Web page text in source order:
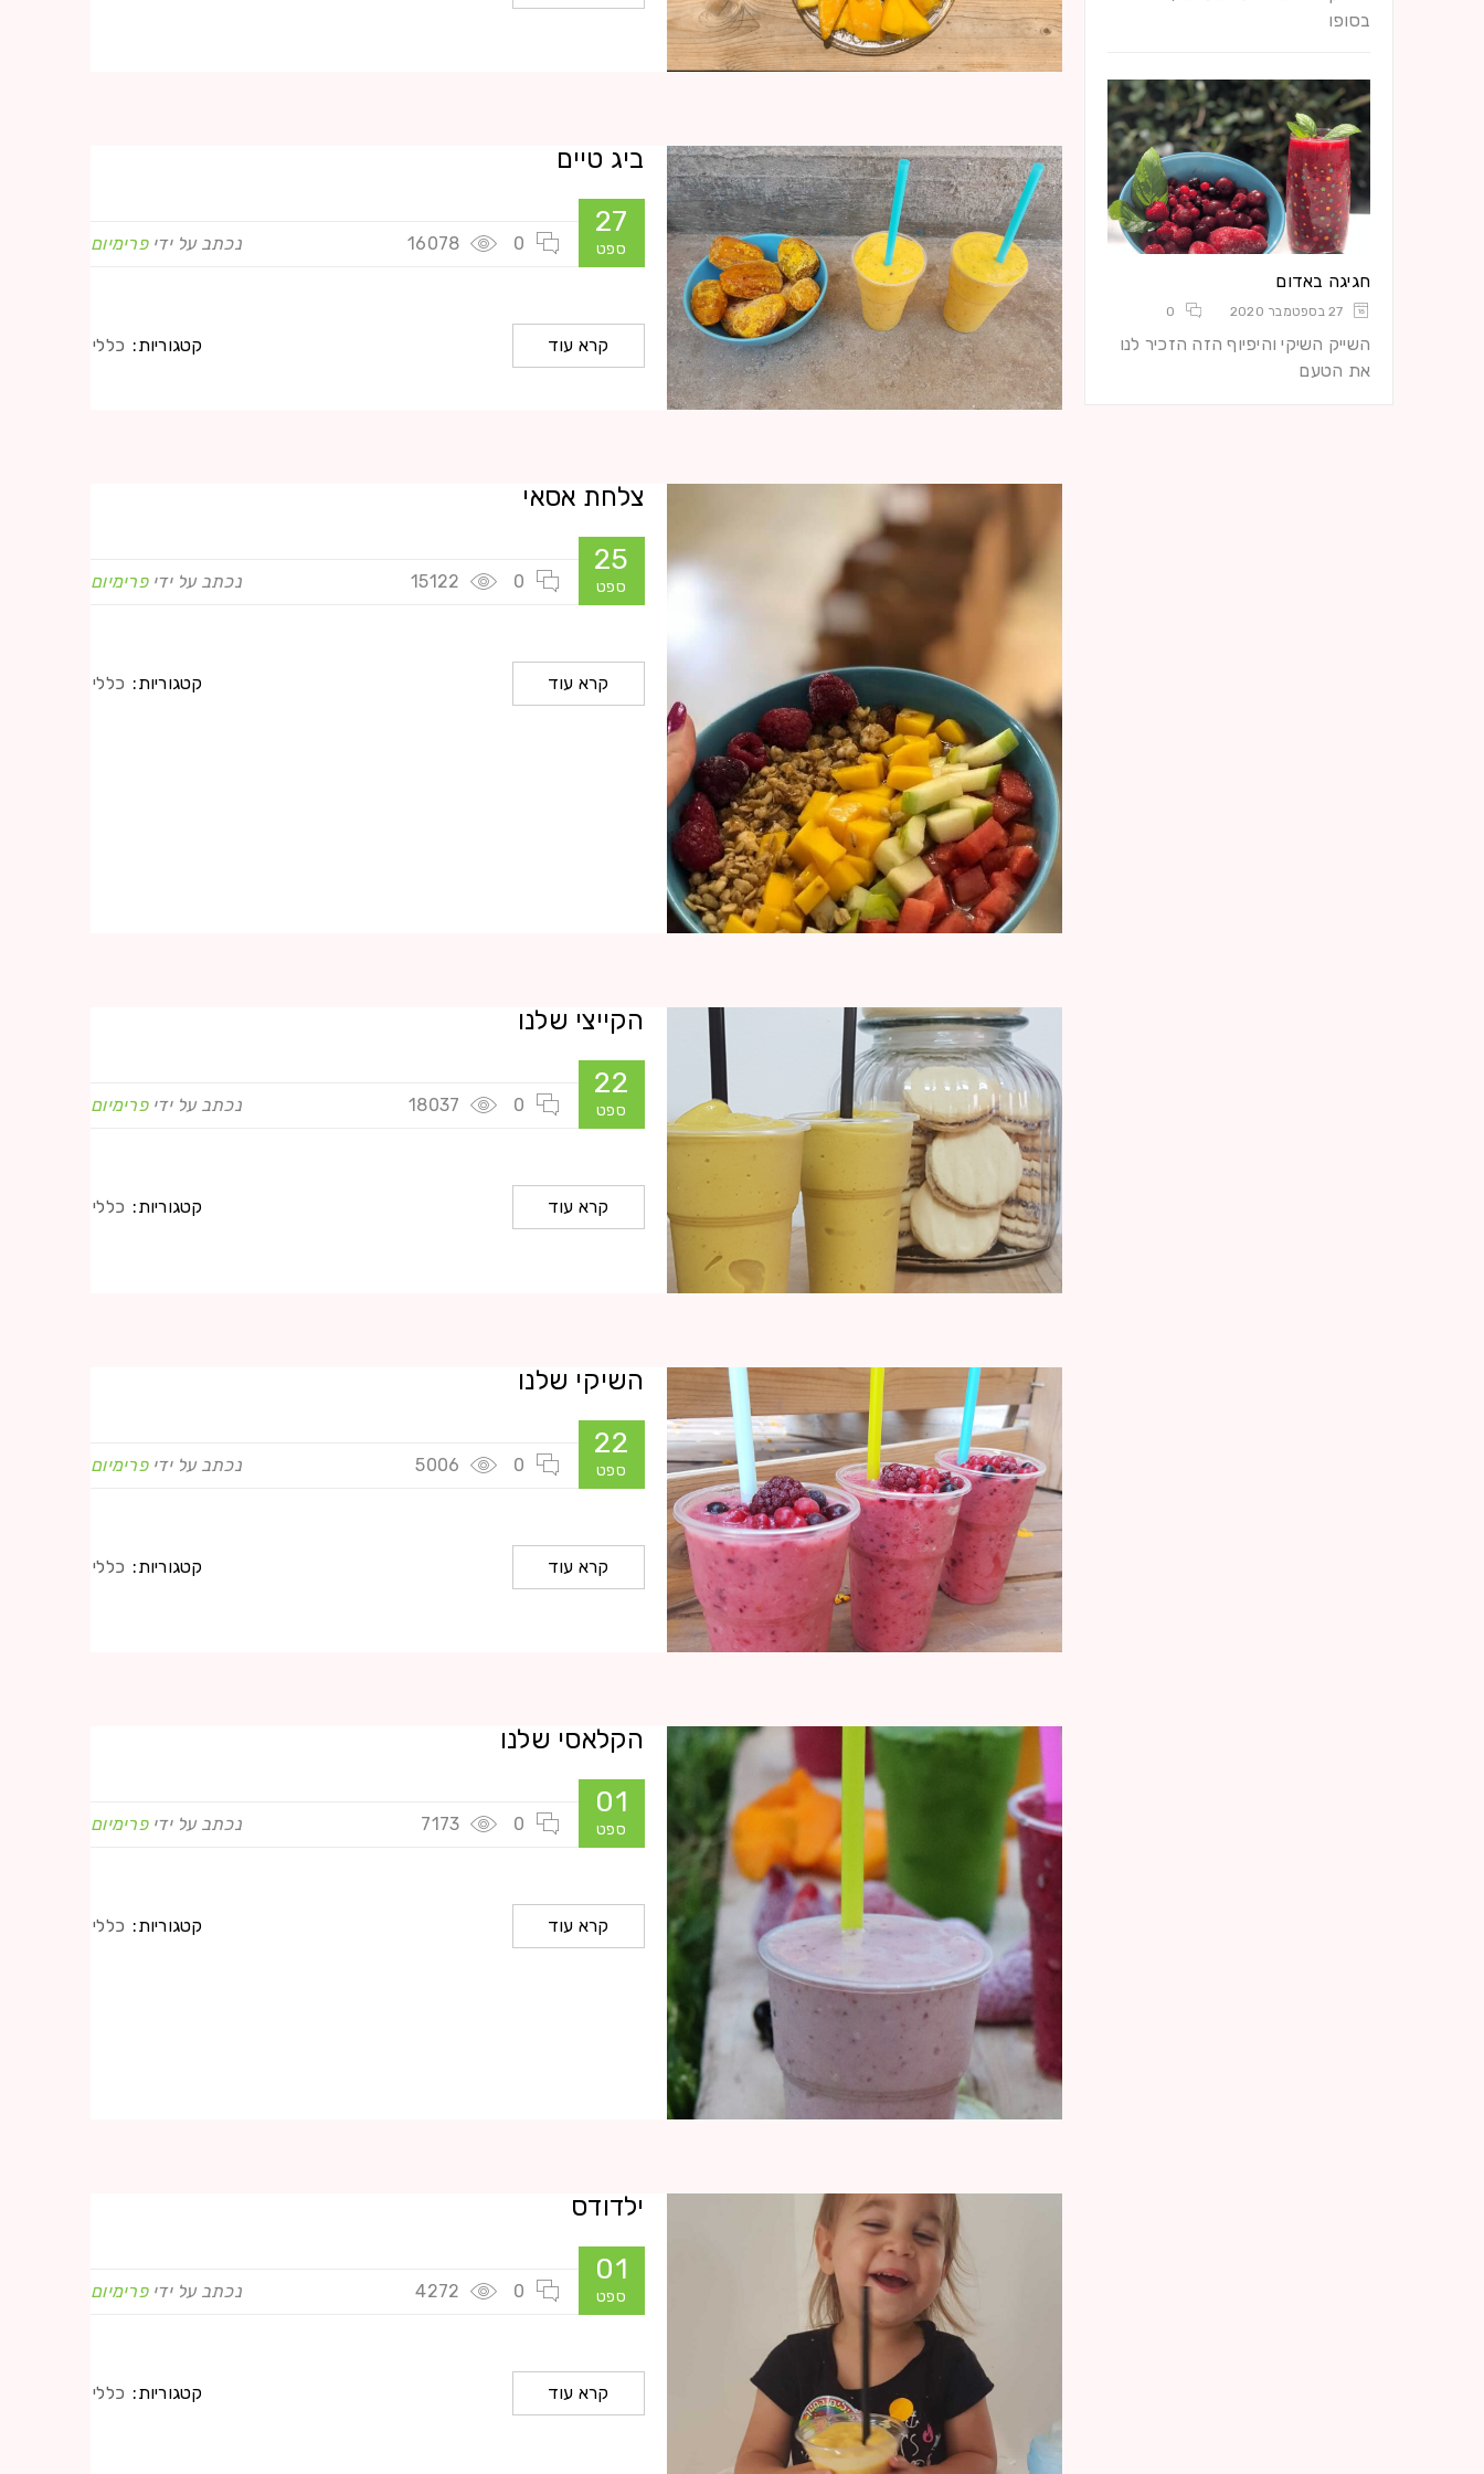
ביג טיים
27
ספט 0
16078 נכתב על ידיפרימיום
קרא עוד קטגוריות: כללי
צלחת אסאי
25
ספט 0
15122 נכתב על ידיפרימיום
קרא עוד קטגוריות: כללי
הקייצי שלנו
22
ספט 0
18037 נכתב על ידיפרימיום
קרא עוד קטגוריות: כללי
השיקי שלנו
22
ספט 0
5006 נכתב על ידיפרימיום
קרא עוד קטגוריות: כללי
הקלאסי שלנו
01
ספט 0
7173 נכתב על ידיפרימיום
קרא עוד קטגוריות: כללי
ילדודס
01
ספט 0
4272 נכתב על ידיפרימיום
קרא עוד קטגוריות: כללי
איתו
ביג טיים
0
תרשו לנו לגלות לכם שהשייק הזה
היה הפתעת
בסופו
חגיגה באדום
0
השייק השיקי והיפיוף הזה הזכיר לנו
את הטעם